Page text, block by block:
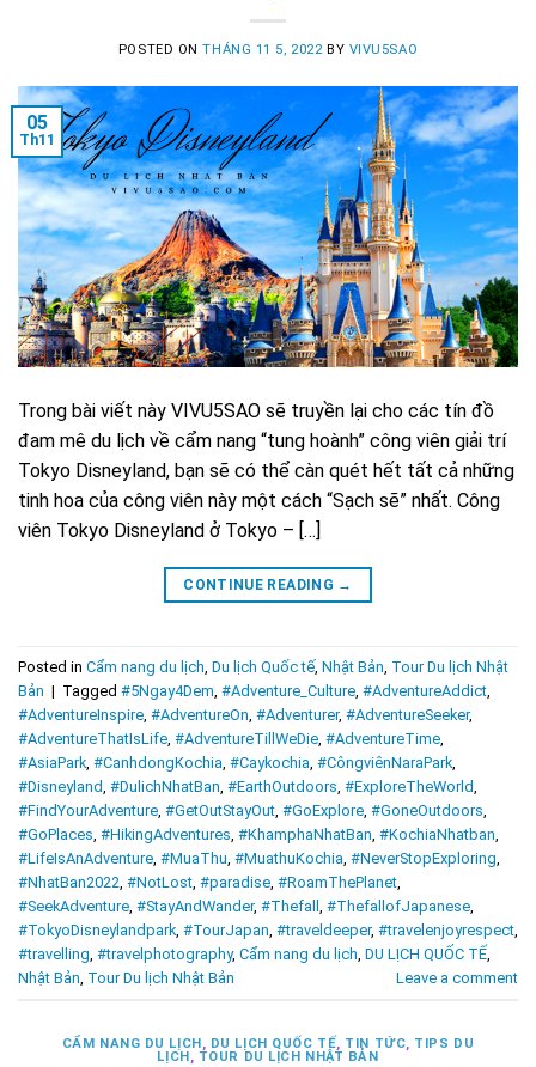
POSTED ONTHÁNG 11 5, 2022BY VIVU5SAO
05
Th11
Trong bài viết này VIVU5SAO sẽ truyền lại cho các tín đồ
đam mê du lịch về cẩm nang “tung hoành” công viên giải trí
Tokyo Disneyland, bạn sẽ có thể càn quét hết tất cả những
tinh hoa của công viên này một cách “Sạch sẽ” nhất. Công
viên Tokyo Disneyland ở Tokyo – […]
CONTINUE READING →
Posted in Cẩm nang du lịch Du lịch Quốc tế, Nhật Bản Tour Du lịch Nhật
Bản | Tagged #5Ngay4Dem #Adventure_Culture #AdventureAddict
#AdventureInspire #AdventureOn #Adventurer, #AdventureSeeker,
#AdventureThatIsLife #AdventureTillWeDie #AdventureTime
#AsiaPark #CanhdongKochia #Caykochia #CôngviênNaraPark
#Disneyland #DulichNhatBan #EarthOutdoors #ExploreTheWorld
#FindYourAdventure #GetOutStayOut #GoExplore #GoneOutdoors
#GoPlaces #HikingAdventures #KhamphaNhatBan #KochiaNhatban
#LifeIsAnAdventure #MuaThu #MuathuKochia #NeverStopExploring
#NhatBan2022 #NotLost #paradise #RoamThePlanet
#SeekAdventure #StayAndWander, #Thefall #ThefallofJapanese
#TokyoDisneylandpark #TourJapan #traveldeeper, #travelenjoyrespect
#travelling #travelphotography, Cẩm nang du lịch DU LỊCH QUỐC TẾ
Nhật Bản Tour Du lịch Nhật Bản Leave a comment
CẨM NANG DU LỊCH , DU LỊCH QUỐC TẾ, TIN TỨC, TIPS DU
LỊCH , TOUR DU LỊCH NHẬT BẢN